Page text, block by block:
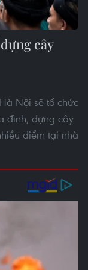
cây
Nội sẽ tổ chức
đình, dựng cây
điểm tại nhà